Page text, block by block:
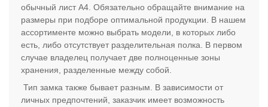
обычный лист А4. Обязательно обращайте внимание на
размеры при подборе оптимальной продукции. В нашем
ассортименте можно выбрать модели, в которых либо
есть, либо отсутствует разделительная полка. В первом
случае владелец получает две полноценные зоны
хранения, разделенные между собой.
Тип замка также бывает разным. В зависимости от
личных предпочтений, заказчик имеет возможность